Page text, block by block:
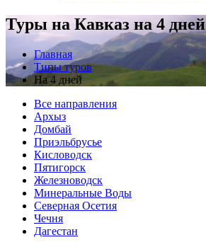
Туры на Кавказ на 4 дней
Главная
Типы туров
На 4 дней
Все направления
Архыз
Домбай
Приэльбрусье
Кисловодск
Пятигорск
Железноводск
Минеральные Воды
Северная Осетия
Чечня
Дагестан